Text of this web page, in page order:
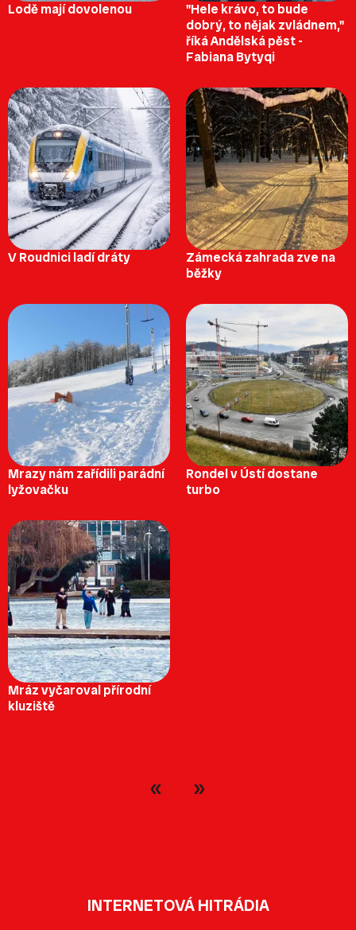
Lodě mají dovolenou
"Hele krávo, to bude
dobrý, to nějak zvládnem,"
říká Andělská pěst -
Fabiana Bytyqi
V Roudnici ladí dráty
Zámecká zahrada zve na
běžky
Mrazy nám zařídili parádní
lyžovačku
Rondel v Ústí dostane
turbo
Mráz vyčaroval přírodní
kluziště
INTERNETOVÁ HITRÁDIA